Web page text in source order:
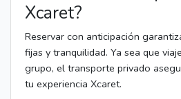
Xcaret?
Reservar con anticipación
fijas y tranquilidad. Ya sea que
grupo, el transporte privado
tu experiencia Xcaret.